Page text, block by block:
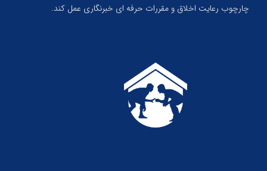
چارچوب رعایت اخلاق و مقررات حرفه ای خبرنگاری عمل کند.